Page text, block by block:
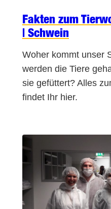
Fakten zum
| Schwein
Woher kommt unser
werden die Tiere
sie gefüttert? Alles
findet Ihr hier.